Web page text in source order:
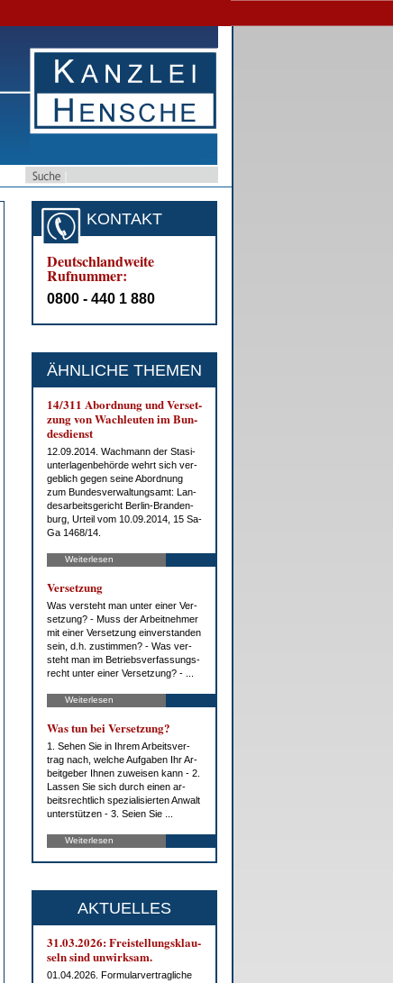
KONTAKT
Deutschlandweite
Rufnummer:
0800 - 440 1 880
ÄHNLICHE THEMEN
14/311 Ab­ord­nung und Ver­set­
zung von Wach­leu­ten im Bun­
des­dienst
12.09.2014. Wach­mann der Sta­si­
un­ter­la­gen­be­hör­de wehrt sich ver­
geb­lich ge­gen sei­ne Ab­ord­nung
zum Bun­des­ver­wal­tungs­amt: Lan­
des­ar­beits­ge­richt Ber­lin-Bran­den­
burg, Ur­teil vom 10.09.2014, 15 Sa­
Ga 1468/14.
Weiterlesen
Ver­set­zung
Was ver­steht man un­ter ei­ner Ver­
set­zung? - Muss der Ar­beit­neh­mer
mit ei­ner Ver­set­zung ein­ver­stan­den
sein, d.h. zu­stim­men? - Was ver­
steht man im Be­triebs­ver­fas­sungs­
recht un­ter ei­ner Ver­set­zung? - ...
Weiterlesen
Was tun bei Ver­set­zung?
1. Se­hen Sie in Ih­rem Ar­beits­ver­
trag nach, wel­che Auf­ga­ben Ihr Ar­
beit­ge­ber Ih­nen zu­wei­sen kann - 2.
Las­sen Sie sich durch ei­nen ar­
beits­recht­lich spe­zia­li­sier­ten An­walt
un­ter­stüt­zen - 3. Sei­en Sie ...
Weiterlesen
AKTUELLES
31.03.2026: Frei­stel­lungs­klau­
seln sind un­wirk­sam.
01.04.2026. For­mu­lar­ver­trag­li­che